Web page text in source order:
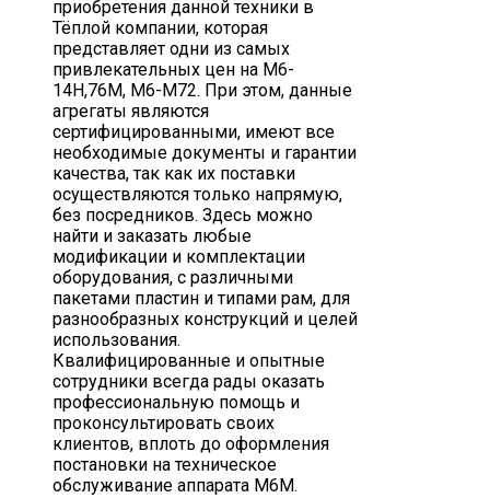
приобретения данной техники в
Тёплой компании, которая
представляет одни из самых
привлекательных цен на М6-
14H,76M, M6-M72. При этом, данные
агрегаты являются
сертифицированными, имеют все
необходимые документы и гарантии
качества, так как их поставки
осуществляются только напрямую,
без посредников. Здесь можно
найти и заказать любые
модификации и комплектации
оборудования, с различными
пакетами пластин и типами рам, для
разнообразных конструкций и целей
использования.
Квалифицированные и опытные
сотрудники всегда рады оказать
профессиональную помощь и
проконсультировать своих
клиентов, вплоть до оформления
постановки на техническое
обслуживание аппарата M6M.